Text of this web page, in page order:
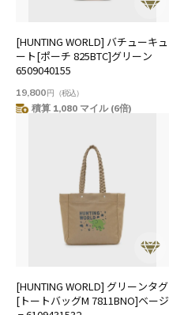
[HUNTING WORLD] バチューキュ
ート[ポーチ 825BTC]グリーン
6509040155
19,800円 （税込）
積算 1,080 マイル (6倍)
[HUNTING WORLD] グリーンタグ
[トートバッグM 7811BNO]ベージ